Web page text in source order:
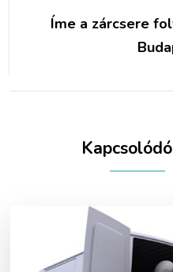
Íme a zárcsere